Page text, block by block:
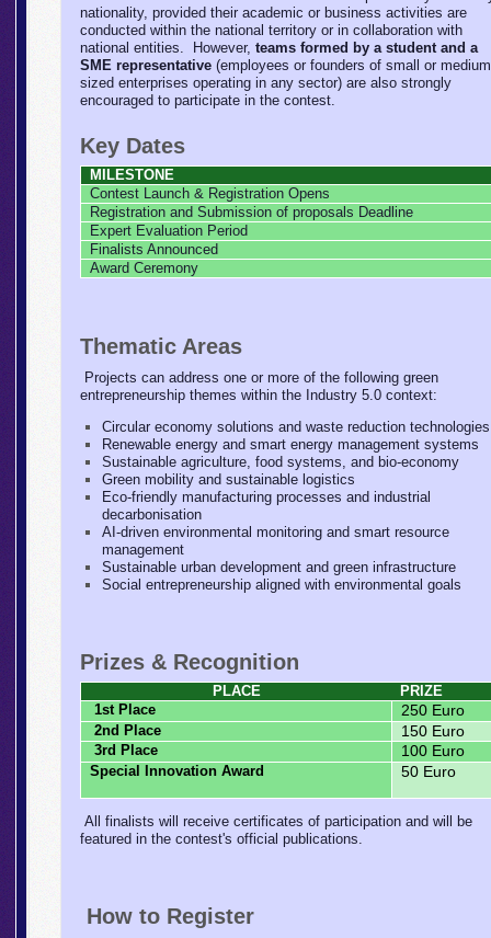
nationality, provided their academic or business activities are
conducted within the national territory or in collaboration with
national entities.
However,teams formed by a student and a
SME representative (employees or founders of small or
sized enterprises operating in any sector) are also strongly
encouraged to participate in the contest.
Key Dates
MILESTONE
Contest Launch & Registration Opens
Registration and Submission of proposals Deadline
Expert Evaluation Period
Finalists Announced
Award Ceremony
Thematic Areas
Projects can address one or more of the following green
entrepreneurship themes within the Industry 5.0 context:
Circular economy solutions and waste reduction technologies
Renewable energy and smart energy management systems
Sustainable agriculture, food systems, and bio-economy
Green mobility and sustainable logistics
Eco-friendly manufacturing processes and industrial
decarbonisation
AI-driven environmental monitoring and smart resource
management
Sustainable urban development and green infrastructure
Social entrepreneurship aligned with environmental goals
Prizes & Recognition
PLACE
PRIZE
1st Place
250 Euro
2nd Place 150 Euro
3rd Place 100 Euro
Special Innovation Award 50 Euro
All finalists will receive certificates of participation and will be
featured in the contest's official publications.
How to Register